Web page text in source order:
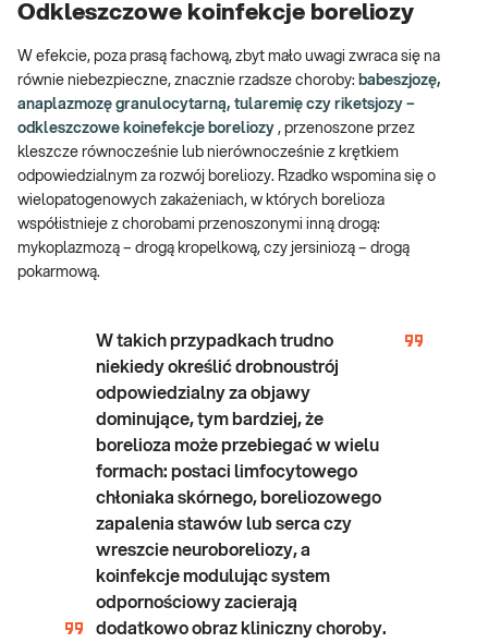
Odkleszczowe koinfekcje boreliozy
W efekcie, poza prasą fachową, zbyt mało uwagi zwraca się na
równie niebezpieczne, znacznie rzadsze choroby: babeszjozę,
anaplazmozę granulocytarną, tularemię czy riketsjozy –
odkleszczowe koinefekcje boreliozy , przenoszone przez
kleszcze równocześnie lub nierównocześnie z krętkiem
odpowiedzialnym za rozwój boreliozy. Rzadko wspomina się o
wielopatogenowych zakażeniach, w których borelioza
współistnieje z chorobami przenoszonymi inną drogą:
mykoplazmozą – drogą kropelkową, czy jersiniozą – drogą
pokarmową.
W takich przypadkach trudno
niekiedy określić drobnoustrój
odpowiedzialny za objawy
dominujące, tym bardziej, że
borelioza może przebiegać w wielu
formach: postaci limfocytowego
chłoniaka skórnego, boreliozowego
zapalenia stawów lub serca czy
wreszcie neuroboreliozy, a
koinfekcje modulując system
odpornościowy zacierają
dodatkowo obraz kliniczny choroby.